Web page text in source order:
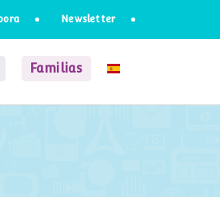
Newsletter
Familias